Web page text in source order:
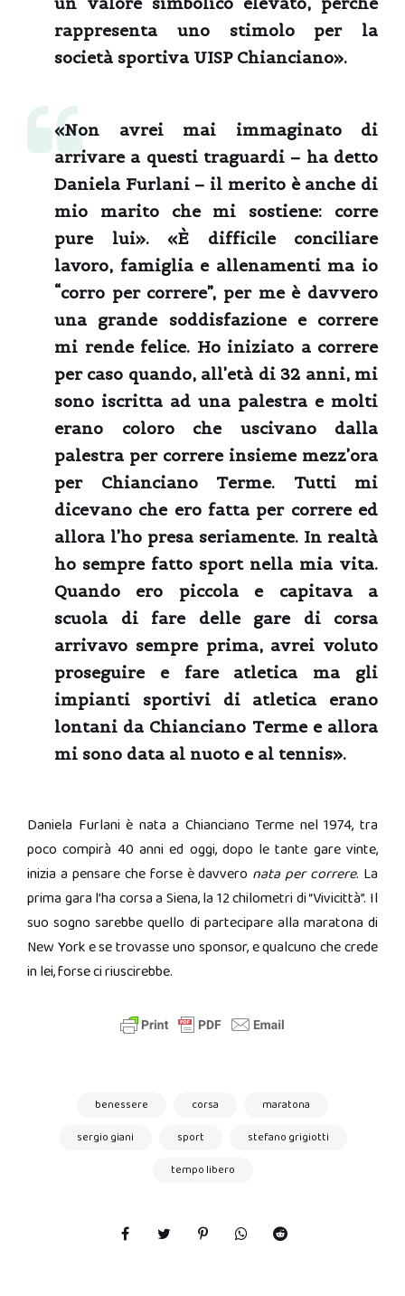
rappresenta uno stimolo per la
società sportiva UISP Chianciano».
«Non avrei mai immaginato di
arrivare a questi traguardi – ha detto
Daniela Furlani – il merito è anche di
mio marito che mi sostiene: corre
pure lui». «È difficile conciliare
lavoro, famiglia e allenamenti ma io
“corro per correre”, per me è davvero
una grande soddisfazione e correre
mi rende felice. Ho iniziato a correre
per caso quando, all’età di 32 anni, mi
sono iscritta ad una palestra e molti
erano coloro che uscivano dalla
palestra per correre insieme mezz’ora
per Chianciano Terme. Tutti mi
dicevano che ero fatta per correre ed
allora l’ho presa seriamente. In realtà
ho sempre fatto sport nella mia vita.
Quando ero piccola e capitava a
scuola di fare delle gare di corsa
arrivavo sempre prima, avrei voluto
proseguire e fare atletica ma gli
impianti sportivi di atletica erano
lontani da Chianciano Terme e allora
mi sono data al nuoto e al tennis».
Daniela Furlani è nata a Chianciano Terme nel 1974, tra
poco compirà 40 anni ed oggi, dopo le tante gare vinte,
inizia a pensare che forse è davvero nata per correre. La
prima gara l’ha corsa a Siena, la 12 chilometri di “Vivicittà”. Il
suo sogno sarebbe quello di partecipare alla maratona di
New Yorke se trovasse uno sponsor, e qualcuno che crede
in lei, forse ci riuscirebbe.
benessere corsa
maratona
sergio giani
sport
stefano grigiotti
tempo libero